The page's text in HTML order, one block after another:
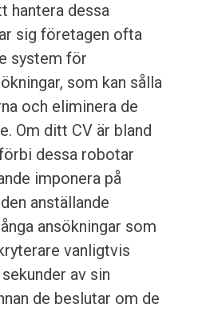
hantera dessa
sig företagen ofta
system för
som kan sålla
och eliminera de
Om ditt CV är bland
dessa robotar
imponera på
anställande
ansökningar som
vanligtvis
av sin
de beslutar om de